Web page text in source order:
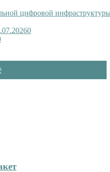
цифровой
0